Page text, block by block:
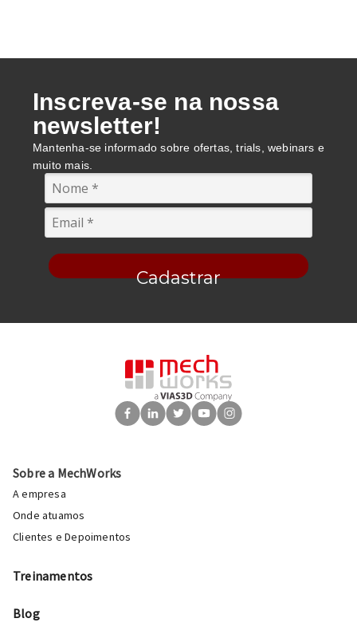
Inscreva-se na nossa
newsletter!
Mantenha-se informado sobre ofertas, trials, webinars e
muito mais.
Cadastrar
Sobre a MechWorks
A empresa
Onde atuamos
Clientes e Depoimentos
Treinamentos
Blog